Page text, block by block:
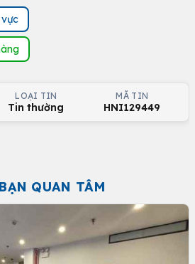
LOẠI TIN
Tin thường
MÃ TIN
HNI129449
QUAN TÂM